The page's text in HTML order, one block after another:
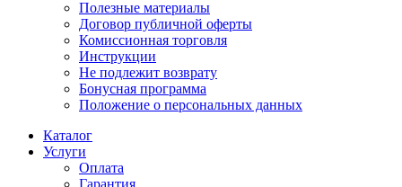
Полезные материалы
Договор публичной оферты
Комиссионная торговля
Инструкции
Не подлежит возврату
Бонусная программа
Положение о персональных данных
Каталог
Услуги
Оплата
Гарантия